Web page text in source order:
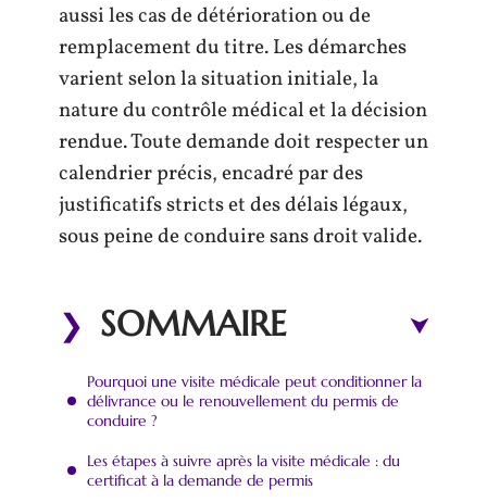
aussi les cas de détérioration ou de
remplacement du titre. Les démarches
varient selon la situation initiale, la
nature du contrôle médical et la décision
rendue. Toute demande doit respecter un
calendrier précis, encadré par des
justificatifs stricts et des délais légaux,
sous peine de conduire sans droit valide.
SOMMAIRE
Pourquoi une visite médicale peut conditionner la
délivrance ou le renouvellement du permis de
conduire ?
Les étapes à suivre après la visite médicale : du
certificat à la demande de permis